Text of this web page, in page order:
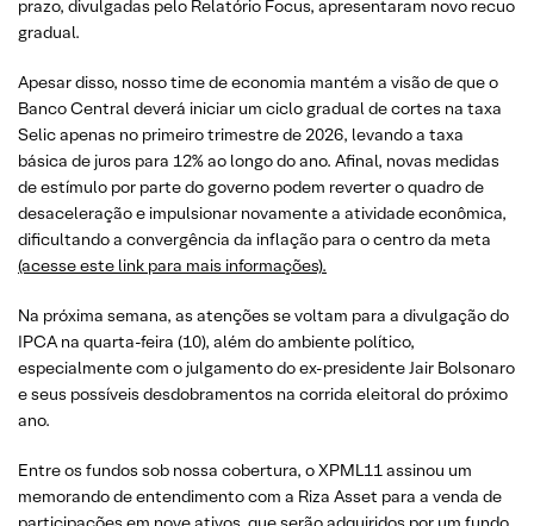
prazo, divulgadas pelo Relatório Focus, apresentaram novo recuo
gradual.
Apesar disso, nosso time de economia mantém a visão de que o
Banco Central deverá iniciar um ciclo gradual de cortes na taxa
Selic apenas no primeiro trimestre de 2026, levando a taxa
básica de juros para 12% ao longo do ano. Afinal, novas medidas
de estímulo por parte do governo podem reverter o quadro de
desaceleração e impulsionar novamente a atividade econômica,
dificultando a convergência da inflação para o centro da meta
(acesse este link para mais informações).
Na próxima semana, as atenções se voltam para a divulgação do
IPCA na quarta-feira (10), além do ambiente político,
especialmente com o julgamento do ex-presidente Jair Bolsonaro
e seus possíveis desdobramentos na corrida eleitoral do próximo
ano.
Entre os fundos sob nossa cobertura, o XPML11 assinou um
memorando de entendimento com a Riza Asset para a venda de